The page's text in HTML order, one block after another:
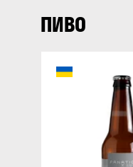
ПИВО